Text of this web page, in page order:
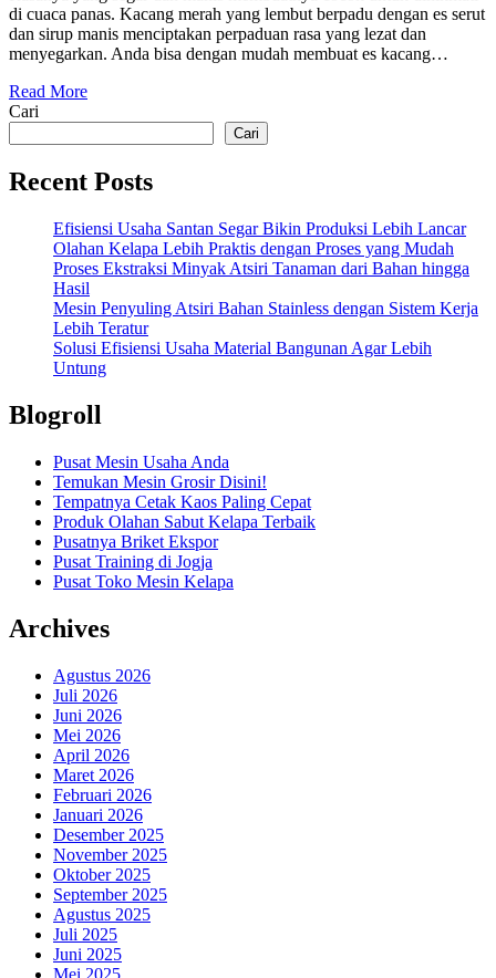
di cuaca panas. Kacang merah yang lembut berpadu dengan es serut
dan sirup manis menciptakan perpaduan rasa yang lezat dan
menyegarkan. Anda bisa dengan mudah membuat es kacang…
Read More
Cari
Cari
Recent Posts
Efisiensi Usaha Santan Segar Bikin Produksi Lebih Lancar
Olahan Kelapa Lebih Praktis dengan Proses yang Mudah
Proses Ekstraksi Minyak Atsiri Tanaman dari Bahan hingga
Hasil
Mesin Penyuling Atsiri Bahan Stainless dengan Sistem Kerja
Lebih Teratur
Solusi Efisiensi Usaha Material Bangunan Agar Lebih
Untung
Blogroll
Pusat Mesin Usaha Anda
Temukan Mesin Grosir Disini!
Tempatnya Cetak Kaos Paling Cepat
Produk Olahan Sabut Kelapa Terbaik
Pusatnya Briket Ekspor
Pusat Training di Jogja
Pusat Toko Mesin Kelapa
Archives
Agustus 2026
Juli 2026
Juni 2026
Mei 2026
April 2026
Maret 2026
Februari 2026
Januari 2026
Desember 2025
November 2025
Oktober 2025
September 2025
Agustus 2025
Juli 2025
Juni 2025
Mei 2025